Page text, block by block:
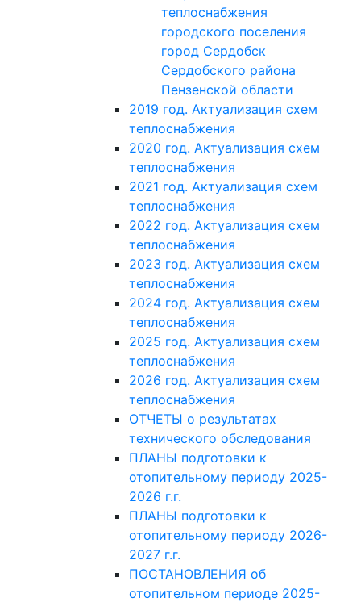
теплоснабжения
городского поселения
город Сердобск
Сердобского района
Пензенской области
2019 год. Актуализация схем
теплоснабжения
2020 год. Актуализация схем
теплоснабжения
2021 год. Актуализация схем
теплоснабжения
2022 год. Актуализация схем
теплоснабжения
2023 год. Актуализация схем
теплоснабжения
2024 год. Актуализация схем
теплоснабжения
2025 год. Актуализация схем
теплоснабжения
2026 год. Актуализация схем
теплоснабжения
ОТЧЕТЫ о результатах
технического обследования
ПЛАНЫ подготовки к
отопительному периоду 2025-
2026 г.г.
ПЛАНЫ подготовки к
отопительному периоду 2026-
2027 г.г.
ПОСТАНОВЛЕНИЯ об
отопительном периоде 2025-